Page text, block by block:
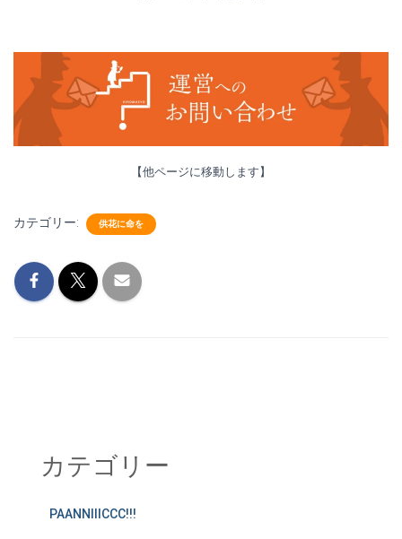
【他ページに移動します】
カテゴリー: 供花に命を
カテゴリー
PAANNIIICCC!!!